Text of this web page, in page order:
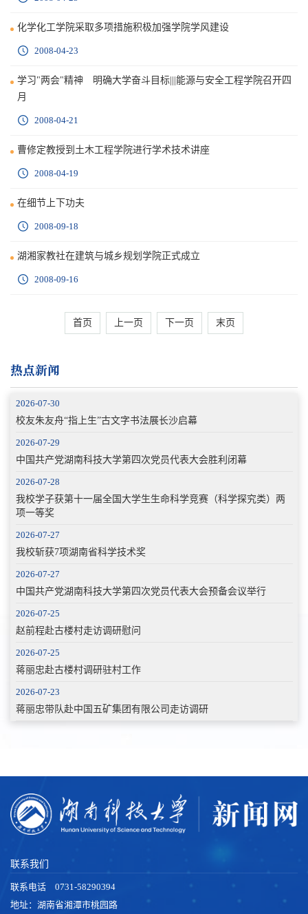
化学化工学院采取多项措施积极加强学院学风建设
2008-04-23
学习"两会"精神 明确大学奋斗目标|||能源与安全工程学院召开四
月
2008-04-21
曹修定教授到土木工程学院进行学术技术讲座
2008-04-19
在细节上下功夫
2008-09-18
湖湘家教社在建筑与城乡规划学院正式成立
2008-09-16
首页 上一页 下一页 末页
热点新闻
2026-07-30
校友朱友舟“指上生”古文字书法展长沙启幕
2026-07-29
中国共产党湖南科技大学第四次党员代表大会胜利闭幕
2026-07-28
我校学子获第十一届全国大学生生命科学竞赛（科学探究类）两
项一等奖
2026-07-27
我校斩获7项湖南省科学技术奖
2026-07-27
中国共产党湖南科技大学第四次党员代表大会预备会议举行
2026-07-25
赵前程赴古楼村走访调研慰问
2026-07-25
蒋丽忠赴古楼村调研驻村工作
2026-07-23
蒋丽忠带队赴中国五矿集团有限公司走访调研
联系我们
联系电话 0731-58290394
地址：湖南省湘潭市桃园路